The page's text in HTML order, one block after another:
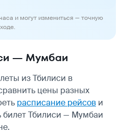
и могут измениться — точную
— Мумбаи
из Тбилиси в
цены разных
расписание рейсов и
билет Тбилиси — Мумбаи